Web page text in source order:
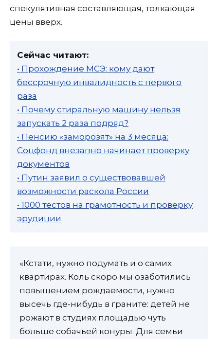
спекулятивная составляющая, толкающая
цены вверх.
Сейчас читают:
• Прохождение МСЭ: кому дают
бессрочную инвалидность с первого
раза
• Почему стиральную машину нельзя
запускать 2 раза подряд?
• Пенсию «заморозят» на 3 месяца:
Соцфонд внезапно начинает проверку
документов
• Путин заявил о существовавшей
возможности раскола России
• 1000 тестов на грамотность и проверку
эрудиции
«Кстати, нужно подумать и о самих
квартирах. Коль скоро мы озаботились
повышением рождаемости, нужно
высечь где-нибудь в граните: детей не
рожают в студиях площадью чуть
больше собачьей конуры. Для семьи